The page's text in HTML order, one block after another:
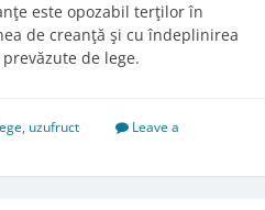
este opozabil terţilor în
de creanţă şi cu îndeplinirea
de lege.
, uzufruct
Leave a